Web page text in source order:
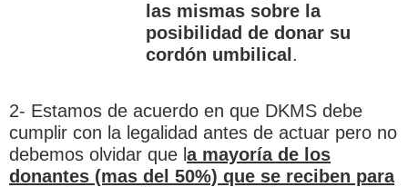
las mismas sobre la
posibilidad de donar su
cordón umbilical .
2- Estamos de acuerdo en que DKMS debe
cumplir con la legalidad antes de actuar pero no
debemos olvidar que l a mayoría de los
donantes (mas del 50%) que se reciben para